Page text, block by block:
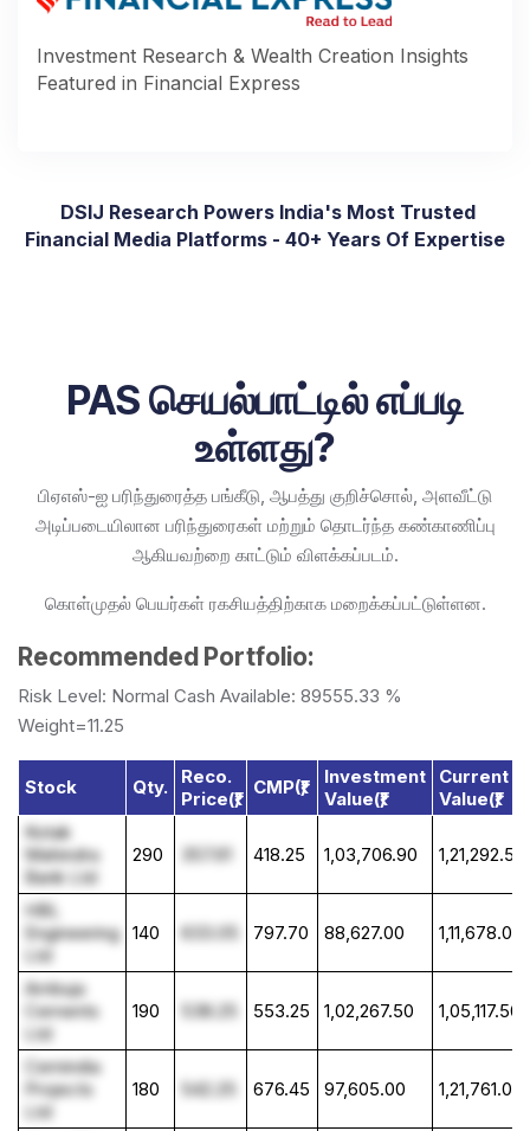
Investment Research & Wealth Creation Insights
Featured in Financial Express ​
DSIJ Research Powers India's Most Trusted
Financial Media Platforms - 40+ Years Of Expertise
PAS செயல்பாட்டில் எப்படி
உள்ளது?
பிஏஎஸ்-ஐ பரிந்துரைத்த பங்கீடு, ஆபத்து குறிச்சொல், அளவீட்டு
அடிப்படையிலான பரிந்துரைகள் மற்றும் தொடர்ந்த கண்காணிப்பு
ஆகியவற்றை காட்டும் விளக்கப்படம்.
கொள்முதல் பெயர்கள் ரகசியத்திற்காக மறைக்கப்பட்டுள்ளன.
Recommended Portfolio:
Risk Level: Normal Cash Available: 89555.33 %
Weight=11.25
Stock Qty.
Reco.
Price(₹)
CMP(₹)
Investment
Value(₹)
Current
Value(₹)
Kotak
Mahindra
Bank Ltd
290 357.61 418.25 1,03,706.90 1,21,292.50
HBL
Engineering
Ltd
140 633.05 797.70 88,627.00 1,11,678.00
Ambuja
Cements
Ltd
190 538.25 553.25 1,02,267.50 1,05,117.50
Cemindia
Projects
Ltd
180 542.25 676.45 97,605.00 1,21,761.00